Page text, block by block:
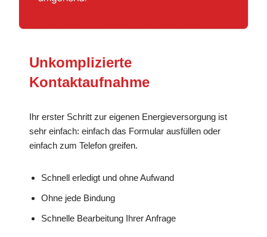
Unkomplizierte
Kontaktaufnahme
Ihr erster Schritt zur eigenen Energieversorgung ist
sehr einfach: einfach das Formular ausfüllen oder
einfach zum Telefon greifen.
Schnell erledigt und ohne Aufwand
Ohne jede Bindung
Schnelle Bearbeitung Ihrer Anfrage